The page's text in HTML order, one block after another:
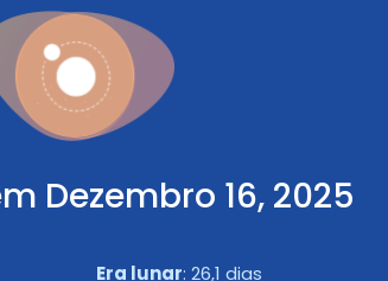
Dezembro 16, 2025
Era lunar: 26,1 dias